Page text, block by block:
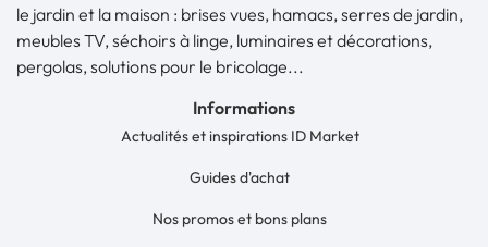
le jardin et la maison : brises vues, hamacs, serres de jardin,
meubles TV, séchoirs à linge, luminaires et décorations,
pergolas, solutions pour le bricolage...
Informations
Actualités et inspirations ID Market
Guides d'achat
Nos promos et bons plans